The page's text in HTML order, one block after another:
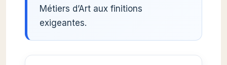
Métiers d’Art aux finitions
exigeantes.